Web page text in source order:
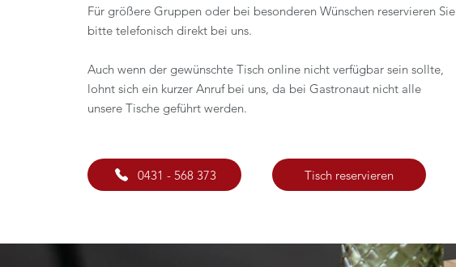
Für größere Gruppen oder bei besonderen Wünschen reservieren Sie
bitte telefonisch direkt bei uns.
Auch wenn der gewünschte Tisch online nicht verfügbar sein sollte,
lohnt sich ein kurzer Anruf bei uns, da bei Gastronaut nicht alle
unsere Tische geführt werden.
0431 - 568 373 Tisch reservieren